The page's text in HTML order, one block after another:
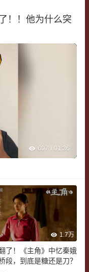
！！他为什么突
607 01:36
1.7万
了！《主角》中忆秦娥
段，到底是糖还是刀？